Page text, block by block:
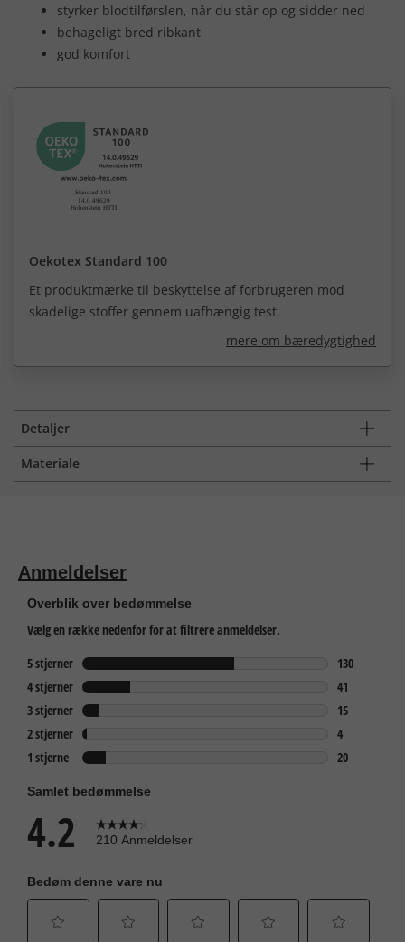
styrker blodtilførslen, når du står op og sidder ned
behageligt bred ribkant
god komfort
Oekotex Standard 100
Et produktmærke til beskyttelse af forbrugeren mod
skadelige stoffer gennem uafhængig test.
mere om bæredygtighed
Detaljer
Materiale